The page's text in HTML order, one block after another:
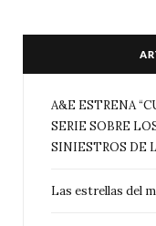
A&E ESTRENA
SERIE SOBRE
SINIESTROS DE
Las estrellas del